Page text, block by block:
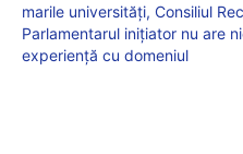
marile universități, Consiliul
Parlamentarul inițiator nu are
experiență cu domeniul